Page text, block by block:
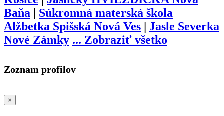
Baňa
Súkromná materská škola
Alžbetka Spišská Nová Ves
Jasle Severka
Nové Zámky ... Zobraziť všetko
Zoznam profilov
×